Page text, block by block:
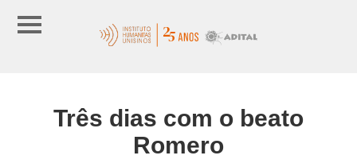
Três dias com o beato
Romero